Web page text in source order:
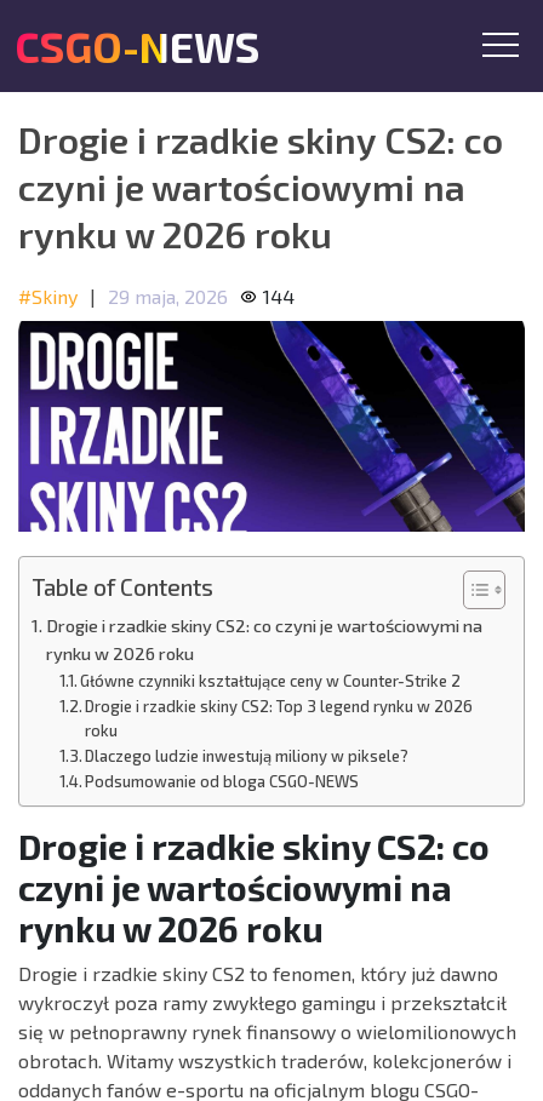
CSGO-NEWS
Drogie i rzadkie skiny CS2: co
czyni je wartościowymi na
rynku w 2026 roku
#Skiny | 29 maja, 2026 144
Table of Contents
Drogie i rzadkie skiny CS2: co czyni je wartościowymi na
rynku w 2026 roku
Główne czynniki kształtujące ceny w Counter-Strike 2
Drogie i rzadkie skiny CS2: Top 3 legend rynku w 2026
roku
Dlaczego ludzie inwestują miliony w piksele?
Podsumowanie od bloga CSGO-NEWS
Drogie i rzadkie skiny CS2: co
czyni je wartościowymi na
rynku w 2026 roku
Drogie i rzadkie skiny CS2 to fenomen, który już dawno
wykroczył poza ramy zwykłego gamingu i przekształcił
się w pełnoprawny rynek finansowy o wielomilionowych
obrotach. Witamy wszystkich traderów, kolekcjonerów i
oddanych fanów e-sportu na oficjalnym blogu CSGO-